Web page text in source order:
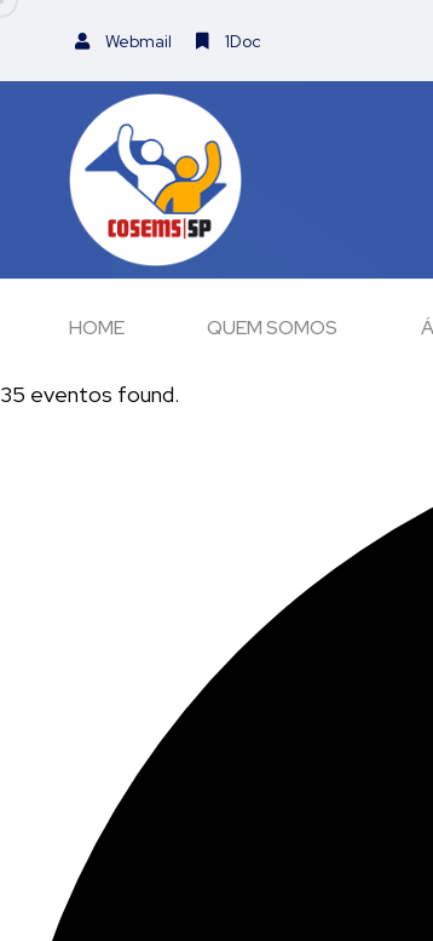
Webmail 1Doc
HOME QUEM SOMOS
35 eventos found.